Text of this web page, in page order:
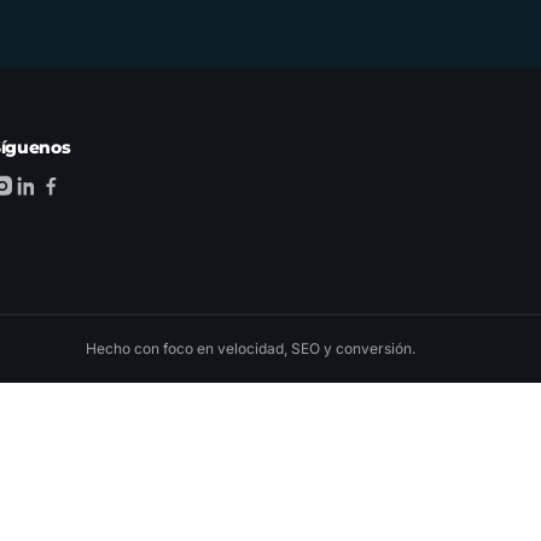
Hecho con foco en velocidad, SEO y conversión.